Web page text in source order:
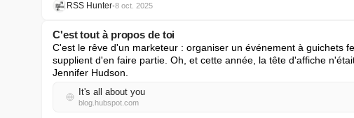
RSS Hunter•8 oct. 2025
C'est tout à propos de toi
C'est le rêve d'un marketeur : organiser un événement à guichets
supplient d'en faire partie. Oh, et cette année, la tête d'affiche
Jennifer Hudson.
It's all about you
blog.hubspot.com